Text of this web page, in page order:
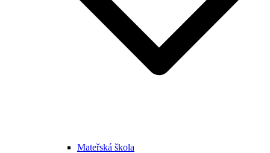
Mateřská škola